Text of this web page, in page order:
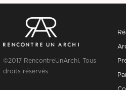
©2017 RencontreUnArchi. Tous
droits réservés